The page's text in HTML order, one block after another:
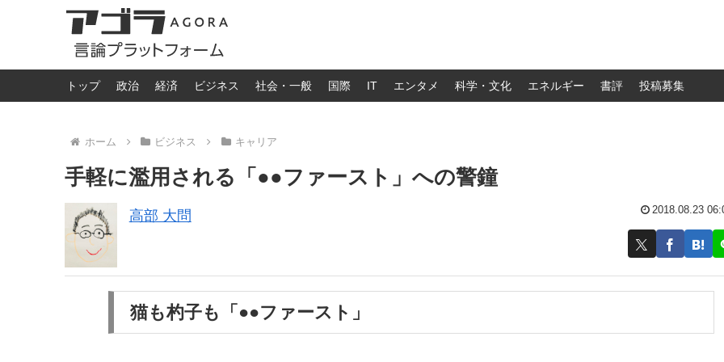
トップ 政治 経済 ビジネス 社会・一般 国際 IT エンタメ 科学・文化 エネルギー 書評 投稿募集
ホーム ビジネス キャリア
手軽に濫用される「●●ファースト」への警鐘
高部 大問 2018.08.23
猫も杓子も「●●ファースト」